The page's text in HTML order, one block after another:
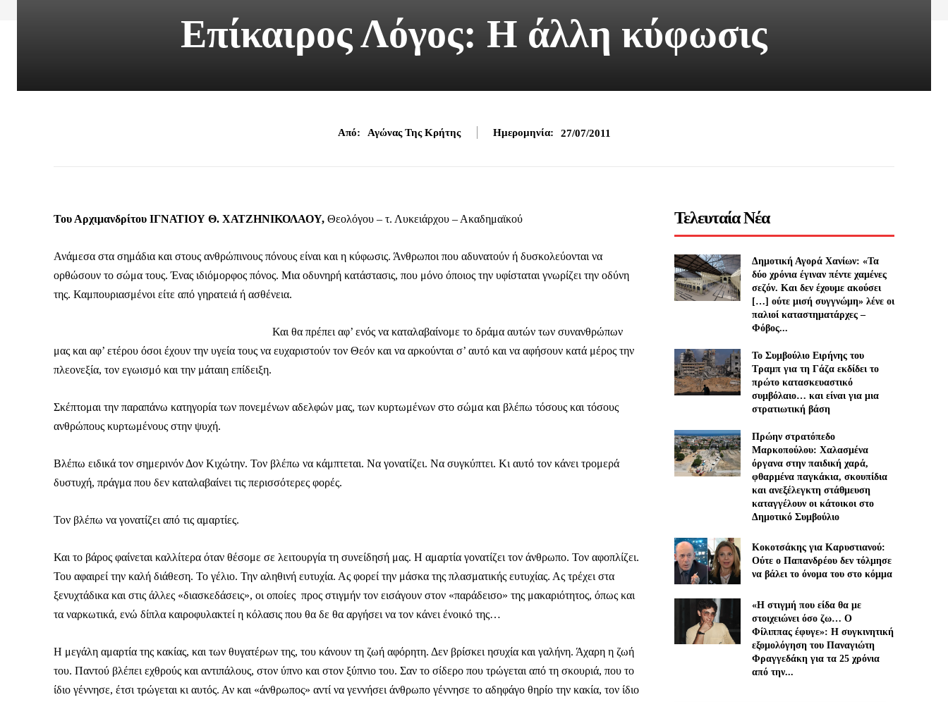
Καθημερινή Μαχητική
Εφημερίδα
Επίκαιρος Λόγος: Η άλλη κύφωσις
Από: Αγώνας Της Κρήτης Ημερομηνία: 27/07/2011
Του Αρχιμανδρίτου ΙΓΝΑΤΙΟΥ Θ. ΧΑΤΖΗΝΙΚΟΛΑΟΥ, Θεολόγου – τ. Λυκειάρχου – Ακαδημαϊκού
Ανάμεσα στα σημάδια και στους ανθρώπινους πόνους είναι και η κύφωσις. Άνθρωποι που αδυνατούν ή δυσκολεύονται να
ορθώσουν το σώμα τους. Ένας ιδιόμορφος πόνος. Μια οδυνηρή κατάστασις, που μόνο όποιος την υφίσταται γνωρίζει την οδύνη
της. Καμπουριασμένοι είτε από γηρατειά ή ασθένεια.
Και θα πρέπει αφ’ ενός να καταλαβαίνομε το δράμα αυτών των συνανθρώπων
μας και αφ’ ετέρου όσοι έχουν την υγεία τους να ευχαριστούν τον Θεόν και να αρκούνται σ’ αυτό και να αφήσουν κατά μέρος την
πλεονεξία, τον εγωισμό και την μάταιη επίδειξη.
Σκέπτομαι την παραπάνω κατηγορία των πονεμένων αδελφών μας, των κυρτωμένων στο σώμα και βλέπω τόσους και τόσους
ανθρώπους κυρτωμένους στην ψυχή.
Βλέπω ειδικά τον σημερινόν Δον Κιχώτην. Τον βλέπω να κάμπτεται. Να γονατίζει. Να συγκύπτει. Κι αυτό τον κάνει τρομερά
δυστυχή, πράγμα που δεν καταλαβαίνει τις περισσότερες φορές.
Τον βλέπω να γονατίζει από τις αμαρτίες.
Και το βάρος φαίνεται καλλίτερα όταν θέσομε σε λειτουργία τη συνείδησή μας. Η αμαρτία γονατίζει τον άνθρωπο. Τον αφοπλίζει.
Του αφαιρεί την καλή διάθεση. Το γέλιο. Την αληθινή ευτυχία. Ας φορεί την μάσκα της πλασματικής ευτυχίας. Ας τρέχει στα
ξενυχτάδικα και στις άλλες «διασκεδάσεις», οι οποίες προς στιγμήν τον εισάγουν στον «παράδεισο» της μακαριότητος, όπως και
τα ναρκωτικά, ενώ δίπλα καιροφυλακτεί η κόλασις που θα δε θα αργήσει να τον κάνει ένοικό της…
Η μεγάλη αμαρτία της κακίας, και των θυγατέρων της, του κάνουν τη ζωή αφόρητη. Δεν βρίσκει ησυχία και γαλήνη. Άχαρη η ζωή
του. Παντού βλέπει εχθρούς και αντιπάλους, στον ύπνο και στον ξύπνιο του. Σαν το σίδερο που τρώγεται από τη σκουριά, που το
ίδιο γέννησε, έτσι τρώγεται κι αυτός. Αν και «άνθρωπος» αντί να γεννήσει άνθρωπο γέννησε το αδηφάγο θηρίο την κακία, τον ίδιο
Τελευταία Νέα
Δημοτική Αγορά Χανίων: «Τα
δύο χρόνια έγιναν πέντε χαμένες
σεζόν. Και δεν έχουμε ακούσει
[…] ούτε μισή συγγνώμη» λένε οι
παλιοί καταστηματάρχες –
Φόβος...
Το Συμβούλιο Ειρήνης του
Τραμπ για τη Γάζα εκδίδει το
πρώτο κατασκευαστικό
συμβόλαιο… και είναι για μια
στρατιωτική βάση
Πρώην στρατόπεδο
Μαρκοπούλου: Χαλασμένα
όργανα στην παιδική χαρά,
φθαρμένα παγκάκια, σκουπίδια
και ανεξέλεγκτη στάθμευση
καταγγέλουν οι κάτοικοι στο
Δημοτικό Συμβούλιο
Κοκοτσάκης για Καρυστιανού:
Ούτε ο Παπανδρέου δεν τόλμησε
να βάλει το όνομα του στο κόμμα
«Η στιγμή που είδα θα με
στοιχειώνει όσο ζω… Ο
Φίλιππας έφυγε»: Η συγκινητική
εξομολόγηση του Παναγιώτη
Φραγγεδάκη για τα 25 χρόνια
από την...